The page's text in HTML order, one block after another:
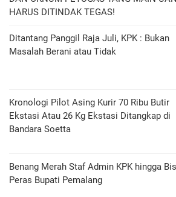
HARUS DITINDAK TEGAS!
Ditantang Panggil Raja Juli, KPK : Bukan
Masalah Berani atau Tidak
Kronologi Pilot Asing Kurir 70 Ribu Butir
Ekstasi Atau 26 Kg Ekstasi Ditangkap di
Bandara Soetta
Benang Merah Staf Admin KPK hingga
Peras Bupati Pemalang